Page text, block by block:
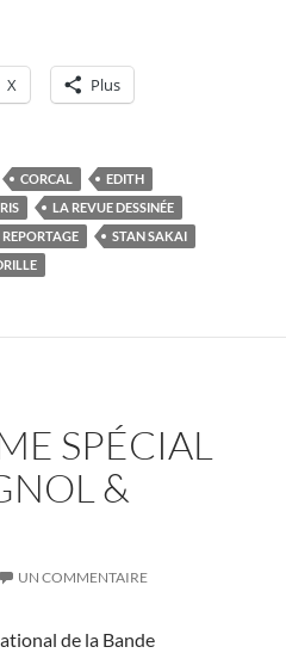
X Plus
CORCAL
EDITH
LA REVUE DESSINÉE
REPORTAGE
STAN SAKAI
SPÉCIAL
&
UN COMMENTAIRE
de la Bande